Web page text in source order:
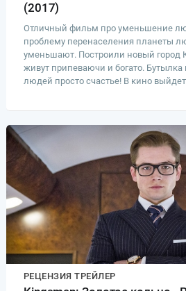
(2017)
Отличный фильм про уменьшение
проблему перенаселения планеты
уменьшают. Построили новый город
живут припеваючи и богато.
людей просто счастье! В кино
РЕЦЕНЗИЯ ТРЕЙЛЕР